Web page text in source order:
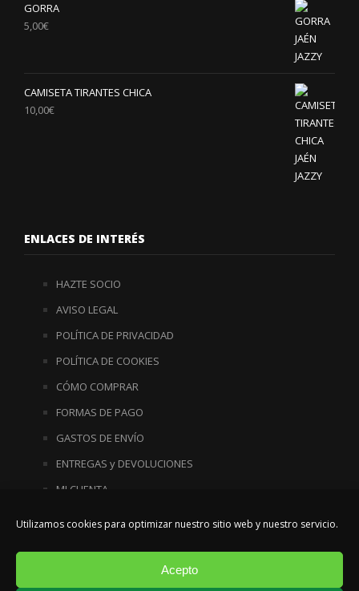
Utilizamos cookies para optimizar nuestro sitio web y nuestro servicio.
Acepto
GORRA
5,00€
CAMISETA TIRANTES CHICA
10,00€
ENLACES DE INTERÉS
HAZTE SOCIO
AVISO LEGAL
POLÍTICA DE PRIVACIDAD
POLÍTICA DE COOKIES
CÓMO COMPRAR
FORMAS DE PAGO
GASTOS DE ENVÍO
ENTREGAS y DEVOLUCIONES
MI CUENTA